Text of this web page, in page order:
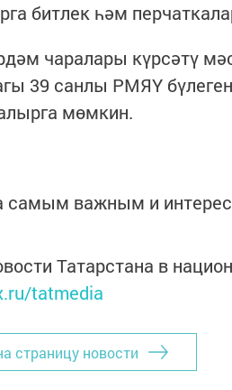
­битлек һәм
чаралары күрсәтү
39 санлы РМЯҮ
мөмкин.
самым важным и
Татарстана в
tatmedia
страницу новости